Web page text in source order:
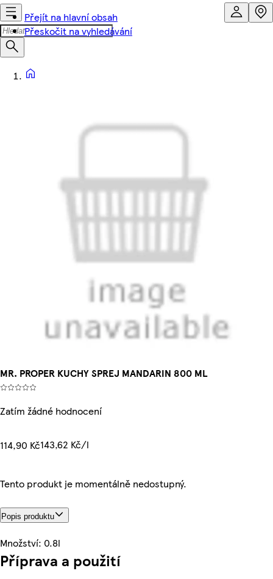
Přejít na hlavní obsah
Přeskočit na vyhledávání
MR. PROPER KUCHY SPREJ MANDARIN 800 ML
Zatím žádné hodnocení
114,90 Kč143,62 Kč/l
Tento produkt je momentálně nedostupný.
Popis produktu
Množství: 0.8l
Příprava a použití